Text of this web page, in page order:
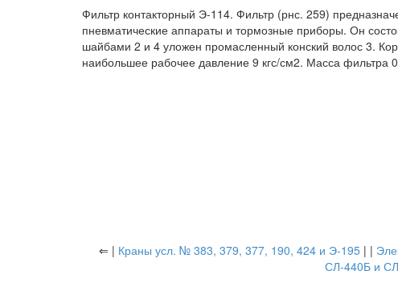
Фильтр контакторный Э-114. Фильтр (рнс. 259)
пневматические аппараты и тормозные приборы. Он
шайбами 2 и 4 уложен промасленный конский волос 3.
наибольшее рабочее давление 9 кгс/см2. Масса фильтра
⇐ | Краны усл. № 383, 379, 377, 190, 424 и Э-195 | |
СЛ-440Б и